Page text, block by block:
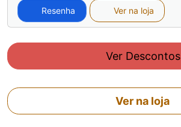
Resenha Ver na loja
Ver Descontos
Ver na loja